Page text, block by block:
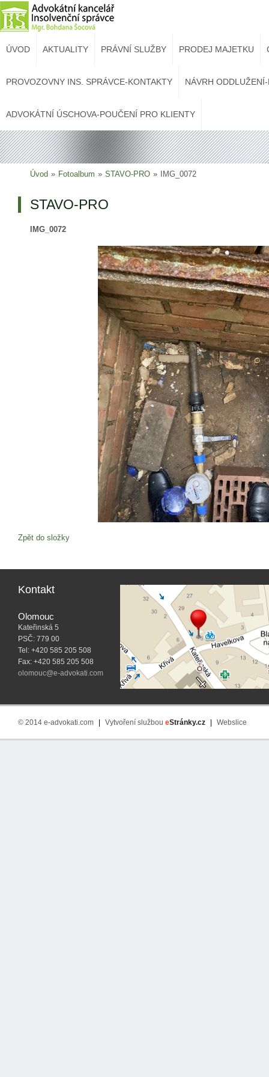
ÚVOD AKTUALITY PRÁVNÍ SLUŽBY PRODEJ MAJETKU
PROVOZOVNY INS. SPRÁVCE-KONTAKTY NÁVRH
ADVOKÁTNÍ ÚSCHOVA-POUČENÍ PRO KLIENTY
Úvod » Fotoalbum » STAVO-PRO » IMG_0072
STAVO-PRO
IMG_0072
Zpět do složky
Kontakt
Olomouc
Kateřinská 5
PSČ: 779 00
Tel: +420 585 205 508
Fax: +420 585 205 508
olomouc@e-advokati.com
© 2014 e-advokati.com Vytvoření službou eStránky.cz Webslice